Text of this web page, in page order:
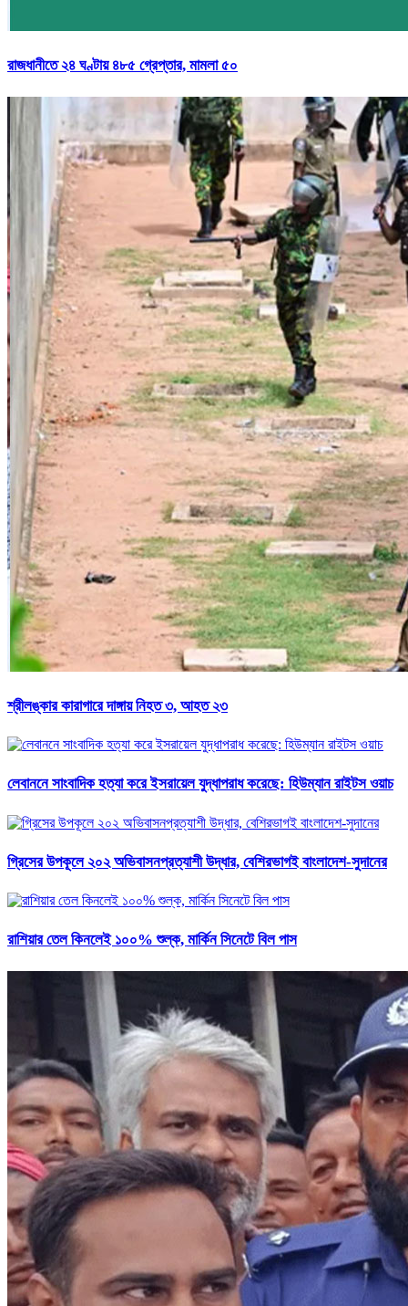
রাজধানীতে ২৪ ঘণ্টায় ৪৮৫ গ্রেপ্তার, মামলা ৫০
শ্রীলঙ্কার কারাগারে দাঙ্গায় নিহত ৩, আহত ২৩
লেবাননে সাংবাদিক হত্যা করে ইসরায়েল যুদ্ধাপরাধ করেছে: হিউম্যান রাইটস ওয়াচ
গ্রিসের উপকূলে ২০২ অভিবাসনপ্রত্যাশী উদ্ধার, বেশিরভাগই বাংলাদেশ-সুদানের
রাশিয়ার তেল কিনলেই ১০০% শুল্ক, মার্কিন সিনেটে বিল পাস